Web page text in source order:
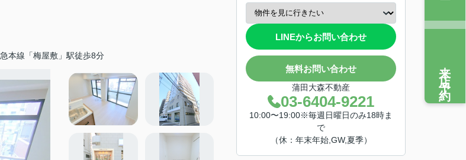
本線「梅屋敷」駅徒歩8分
LINEからお問い合わせ
無料お問い合わせ
蒲田大森不動産
03-6404-9221
10:00〜19:00※毎週日曜日のみ18時ま
で
（休：年末年始,GW,夏季）
来店予約